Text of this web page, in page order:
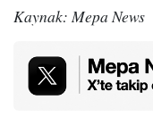
Kaynak: Mepa News